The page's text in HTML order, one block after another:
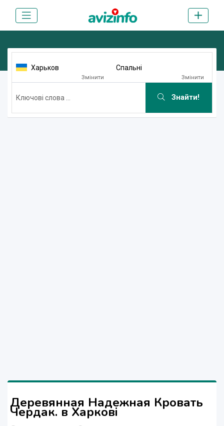
Харьков
Змінити
Спальні
Змінити
Знайти!
Деревянная Надежная Кровать
Чердак. в Харкові